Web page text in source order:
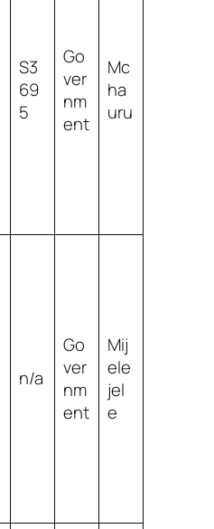
S3
69
5
Go
ver
nm
ent
Mc
ha
uru
n/a
Go
ver
nm
ent
Mij
ele
jel
e